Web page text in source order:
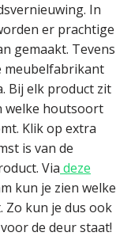
In
er prachtige
gemaakt. Tevens
meubelfabrikant
Bij elk product zit
welke houtsoort
Klik op extra
is van de
Via deze
kun je zien welke
Zo kun je dus ook
de deur staat!